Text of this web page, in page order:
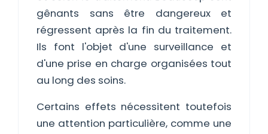
gênants sans être dangereux et
régressent après la fin du traitement.
Ils font l'objet d'une surveillance et
d'une prise en charge organisées tout
au long des soins.
Certains effets nécessitent toutefois
une attention particulière, comme une